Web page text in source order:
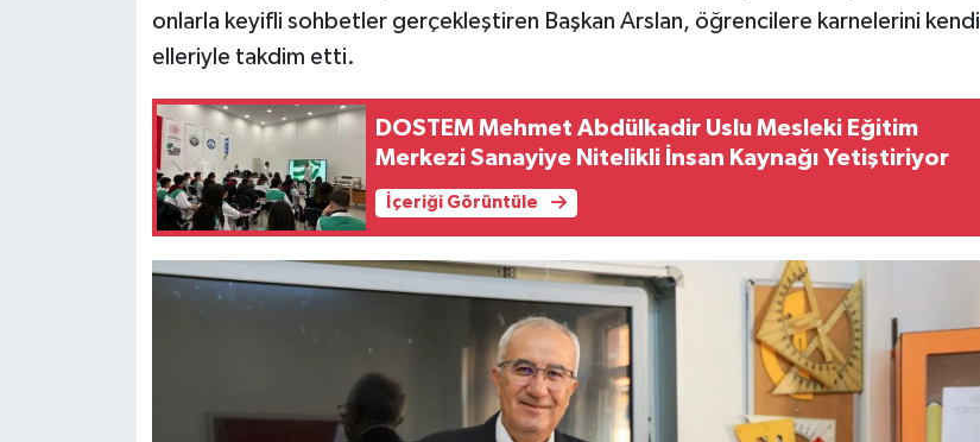
onlarla keyifli sohbetler gerçekleştiren Başkan Arslan, öğrencilere karnelerini kendi
elleriyle takdim etti.
DOSTEM Mehmet Abdülkadir Uslu Mesleki Eğitim
Merkezi Sanayiye Nitelikli İnsan Kaynağı Yetiştiriyor
İçeriği Görüntüle